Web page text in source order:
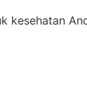
kesehatan